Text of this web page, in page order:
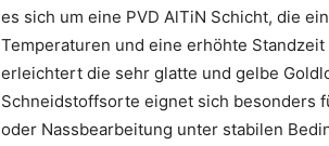
es sich um eine PVD AlTiN Schicht, die
Temperaturen und eine erhöhte
erleichtert die sehr glatte und gelbe
Schneidstoffsorte eignet sich besonders
oder Nassbearbeitung unter stabilen